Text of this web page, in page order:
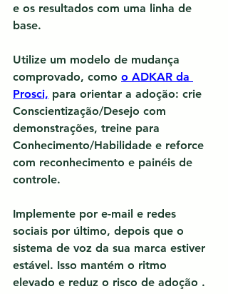
e os resultados com uma linha de
base.
Utilize um modelo de mudança
comprovado, como o ADKAR da
Prosci, para orientar a adoção: crie
Conscientização/Desejo com
demonstrações, treine para
Conhecimento/Habilidade e reforce
com reconhecimento e painéis de
controle.
Implemente por e-mail e redes
sociais por último, depois que o
sistema de voz da sua marca estiver
estável. Isso mantém o ritmo
elevado e reduz o risco de adoção .